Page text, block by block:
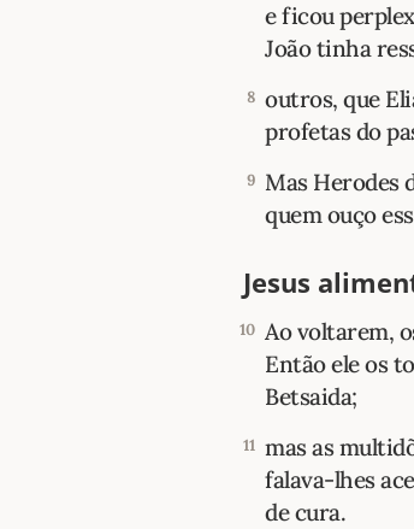
e ficou
João tinha
8 outros, que
profetas do
9 Mas Herodes
quem ouço
Jesus
10 Ao voltarem,
Então ele os
Betsaida;
11 mas as
falava-lhes
de cura.